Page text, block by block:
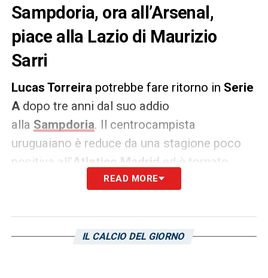
Sampdoria, ora all’Arsenal,
piace alla Lazio di Maurizio
Sarri
Lucas Torreira potrebbe fare ritorno in Serie
A dopo tre anni dal suo addio
alla Sampdoria. Il centrocampista
uruguaiano è reduce da una stagione poco
positiva all’ Atletico Madrid ed è tornato
, dove però non avrà spazio alla
Secondo quanto riferito dalThe Telegraph
READ MORE
IL CALCIO DEL GIORNO